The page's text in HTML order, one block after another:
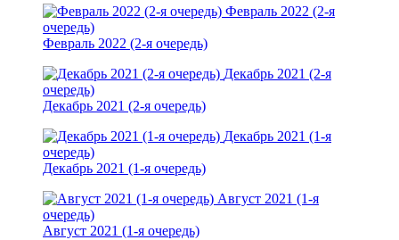
Февраль 2022 (2-я
очередь)
Февраль 2022 (2-я очередь)
Декабрь 2021 (2-я
очередь)
Декабрь 2021 (2-я очередь)
Декабрь 2021 (1-я
очередь)
Декабрь 2021 (1-я очередь)
Август 2021 (1-я
очередь)
Август 2021 (1-я очередь)